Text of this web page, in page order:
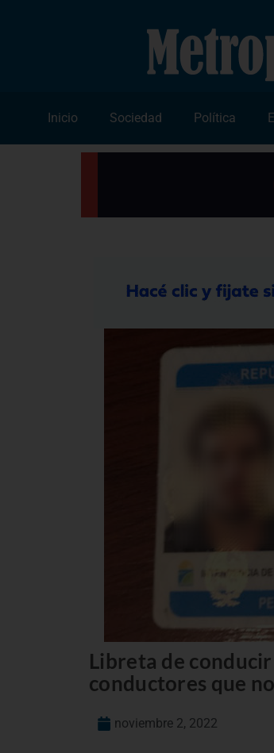
Inicio Sociedad Política
Libreta de
conductores que
noviembre 2, 2022